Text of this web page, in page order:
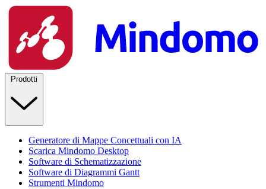
Prodotti
Generatore di Mappe Concettuali con IA
Scarica Mindomo Desktop
Software di Schematizzazione
Software di Diagrammi Gantt
Strumenti Mindomo